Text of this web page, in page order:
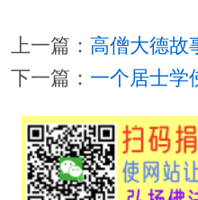
上一篇： 高僧大德故
下一篇： 一个居士学佛